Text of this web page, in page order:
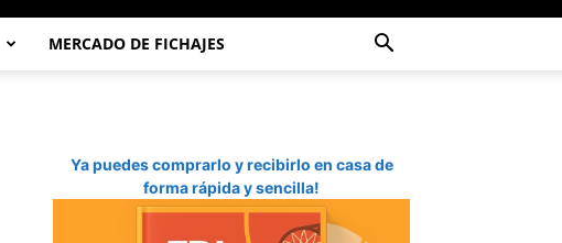
MERCADO DE FICHAJES
Ya puedes comprarlo y recibirlo en casa de
forma rápida y sencilla!